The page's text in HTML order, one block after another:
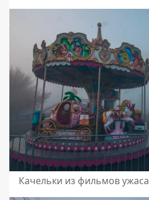
Качельки из фильмов ужаса